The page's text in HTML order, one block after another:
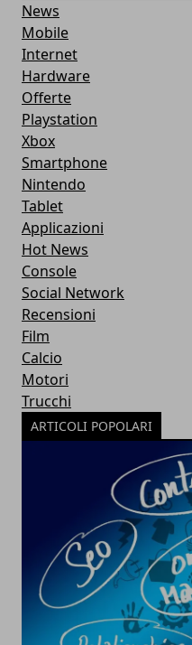
News
Mobile
Internet
Hardware
Offerte
Playstation
Xbox
Smartphone
Nintendo
Tablet
Applicazioni
Hot News
Console
Social Network
Recensioni
Film
Calcio
Motori
Trucchi
ARTICOLI POPOLARI